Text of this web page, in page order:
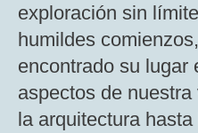
exploración sin
humildes
encontrado su lugar
aspectos de
la arquitectura